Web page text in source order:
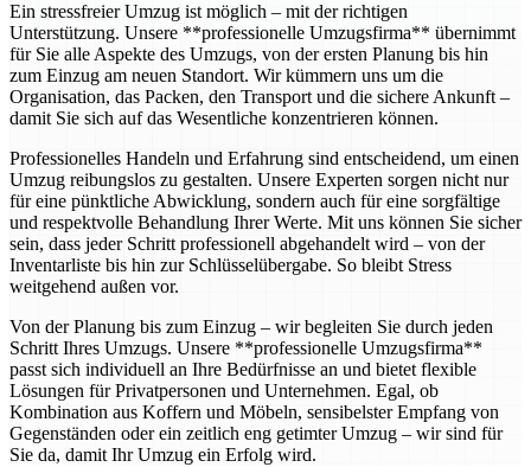
Ein stressfreier Umzug ist möglich – mit der richtigen
Unterstützung. Unsere **professionelle Umzugsfirma** übernimmt
für Sie alle Aspekte des Umzugs, von der ersten Planung bis hin
zum Einzug am neuen Standort. Wir kümmern uns um die
Organisation, das Packen, den Transport und die sichere Ankunft –
damit Sie sich auf das Wesentliche konzentrieren können.
Professionelles Handeln und Erfahrung sind entscheidend, um einen
Umzug reibungslos zu gestalten. Unsere Experten sorgen nicht nur
für eine pünktliche Abwicklung, sondern auch für eine sorgfältige
und respektvolle Behandlung Ihrer Werte. Mit uns können Sie sicher
sein, dass jeder Schritt professionell abgehandelt wird – von der
Inventarliste bis hin zur Schlüsselübergabe. So bleibt Stress
weitgehend außen vor.
Von der Planung bis zum Einzug – wir begleiten Sie durch jeden
Schritt Ihres Umzugs. Unsere **professionelle Umzugsfirma**
passt sich individuell an Ihre Bedürfnisse an und bietet flexible
Lösungen für Privatpersonen und Unternehmen. Egal, ob
Kombination aus Koffern und Möbeln, sensibelster Empfang von
Gegenständen oder ein zeitlich eng getimter Umzug – wir sind für
Sie da, damit Ihr Umzug ein Erfolg wird.